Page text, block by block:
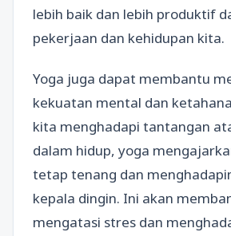
lebih baik dan lebih produktif
pekerjaan dan kehidupan kita.
Yoga juga dapat membantu
kekuatan mental dan
kita menghadapi tantangan
dalam hidup, yoga
tetap tenang dan
kepala dingin. Ini akan
mengatasi stres dan